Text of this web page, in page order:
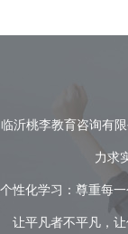
临沂桃李教育咨询有
力求
个性化学习：尊重每
让平凡者不平凡，